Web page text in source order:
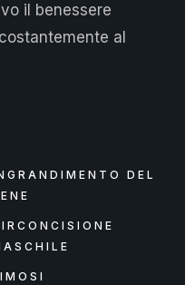
il benessere
al
DEL